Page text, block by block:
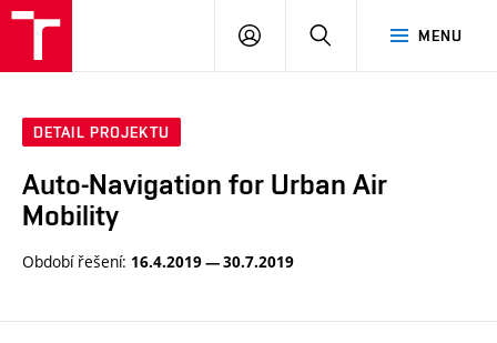
MENU
PŘIHLÁSIT
DETAIL PROJEKTU
Auto-Navigation for Urban Air
Mobility
Období řešení: 16.4.2019 — 30.7.2019